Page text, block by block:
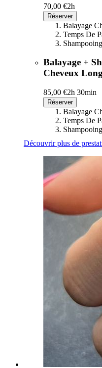
70,00 €2h
Réserver
Balayage
Temps De
Balayage +
Cheveux
85,00 €2h 30min
Réserver
Balayage
Temps De
Découvrir plus de